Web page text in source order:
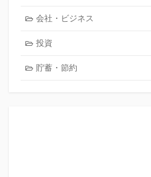
会社・ビジネス
投資
貯蓄・節約